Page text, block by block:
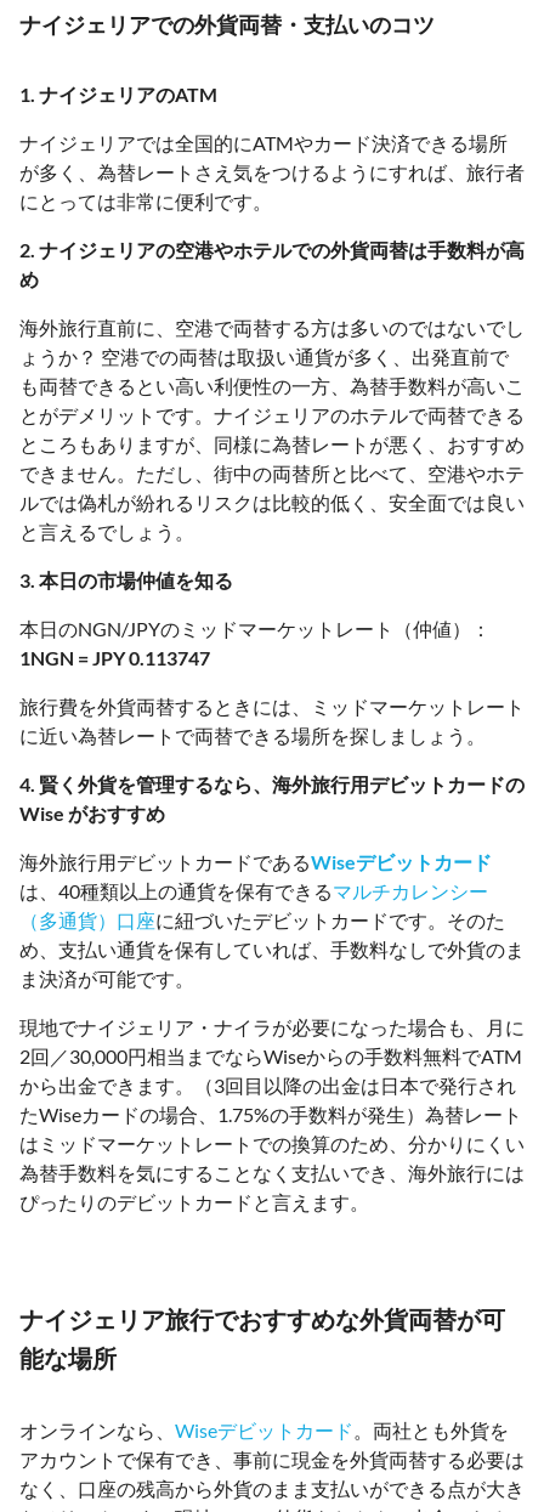
ナイジェリアでの外貨両替・支払いのコツ
1. ナイジェリアのATM
ナイジェリアでは全国的にATMやカード決済できる場所
が多く、為替レートさえ気をつけるようにすれば、旅行者
にとっては非常に便利です。
2. ナイジェリアの空港やホテルでの外貨両替は手数料が高
め
海外旅行直前に、空港で両替する方は多いのではないでし
ょうか？ 空港での両替は取扱い通貨が多く、出発直前で
も両替できるとい高い利便性の一方、為替手数料が高いこ
とがデメリットです。ナイジェリアのホテルで両替できる
ところもありますが、同様に為替レートが悪く、おすすめ
できません。ただし、街中の両替所と比べて、空港やホテ
ルでは偽札が紛れるリスクは比較的低く、安全面では良い
と言えるでしょう。
3. 本日の市場仲値を知る
本日のNGN/JPYのミッドマーケットレート（仲値）：
1NGN = JPY 0.113747
旅行費を外貨両替するときには、ミッドマーケットレート
に近い為替レートで両替できる場所を探しましょう。
4. 賢く外貨を管理するなら、海外旅行用デビットカードの
Wise がおすすめ
海外旅行用デビットカードであるWiseデビットカード
は、40種類以上の通貨を保有できるマルチカレンシー
（多通貨）口座に紐づいたデビットカードです。そのた
め、支払い通貨を保有していれば、手数料なしで外貨のま
ま決済が可能です。
現地でナイジェリア・ナイラが必要になった場合も、月に
2回／30,000円相当までならWiseからの手数料無料でATM
から出金できます。（3回目以降の出金は日本で発行され
たWiseカードの場合、1.75%の手数料が発生）為替レート
はミッドマーケットレートでの換算のため、分かりにくい
為替手数料を気にすることなく支払いでき、海外旅行には
ぴったりのデビットカードと言えます。
ナイジェリア旅行でおすすめな外貨両替が可
能な場所
オンラインなら、 Wiseデビットカード 。両社とも外貨を
アカウントで保有でき、事前に現金を外貨両替する必要は
なく、口座の残高から外貨のまま支払いができる点が大き